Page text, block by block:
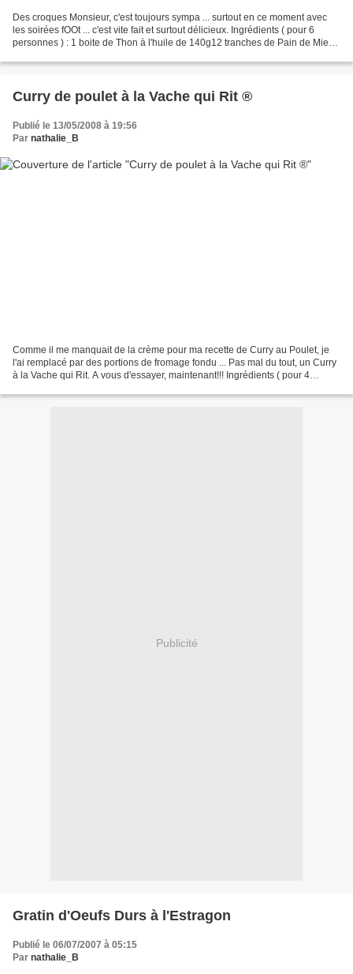
Des croques Monsieur, c'est toujours sympa ... surtout en ce moment avec
les soirées fOOt ... c'est vite fait et surtout délicieux. Ingrédients ( pour 6
personnes ) : 1 boite de Thon à l'huile de 140g12 tranches de Pain de Mie2
Curry de poulet à la Vache qui Rit ®
Publié le 13/05/2008 à 19:56
Par nathalie_B
Comme il me manquait de la crème pour ma recette de Curry au Poulet, je
l'ai remplacé par des portions de fromage fondu ... Pas mal du tout, un Curry
à la Vache qui Rit. A vous d'essayer, maintenant!!! Ingrédients ( pour 4
Publicité
Gratin d'Oeufs Durs à l'Estragon
Publié le 06/07/2007 à 05:15
Par nathalie_B